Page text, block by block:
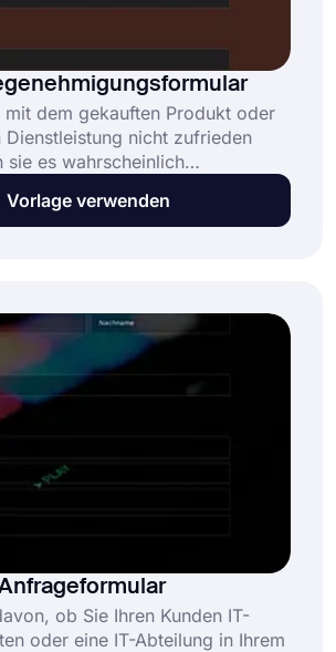
mit dem gekauften Produkt oder
Dienstleistung nicht zufrieden
sie es wahrscheinlich
diesem Fall sollten Sie
sie ihre Anfragen mit
Vorlage verwenden
ob Sie Ihren Kunden IT-
oder eine IT-Abteilung in Ihrem